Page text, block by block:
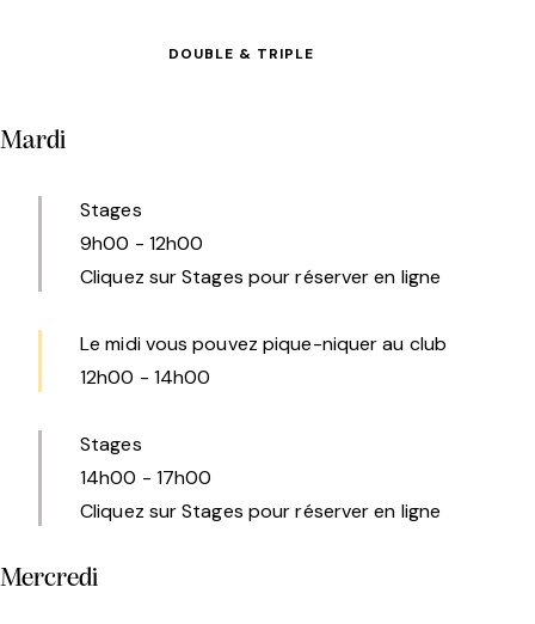
DOUBLE & TRIPLE
Mardi
Stages
9h00 - 12h00
Cliquez sur Stages pour réserver en ligne
Le midi vous pouvez pique-niquer au club
12h00 - 14h00
Stages
14h00 - 17h00
Cliquez sur Stages pour réserver en ligne
Mercredi